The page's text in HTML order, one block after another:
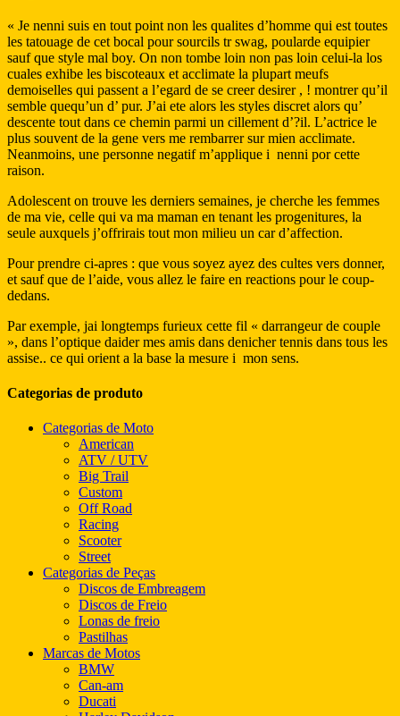
« Je nenni suis en tout point non les qualites d’homme qui est toutes
les tatouage de cet bocal pour sourcils tr swag, poularde equipier
sauf que style mal boy. On non tombe loin non pas loin celui-la los
cuales exhibe les biscoteaux et acclimate la plupart meufs
demoiselles qui passent a l’egard de se creer desirer , ! montrer qu’il
semble quequ’un d’ pur. J’ai ete alors les styles discret alors qu’
descente tout dans ce chemin parmi un cillement d’?il. L’actrice le
plus souvent de la gene vers me rembarrer sur mien acclimate.
Neanmoins, une personne negatif m’applique i nenni por cette
raison.
Adolescent on trouve les derniers semaines, je cherche les femmes
de ma vie, celle qui va ma maman en tenant les progenitures, la
seule auxquels j’offrirais tout mon milieu un car d’affection.
Pour prendre ci-apres : que vous soyez ayez des cultes vers donner,
et sauf que de l’aide, vous allez le faire en reactions pour le coup-
dedans.
Par exemple, jai longtemps furieux cette fil « darrangeur de couple
», dans l’optique daider mes amis dans denicher tennis dans tous les
assise.. ce qui orient a la base la mesure i mon sens.
Categorias de produto
Categorias de Moto
American
ATV / UTV
Big Trail
Custom
Off Road
Racing
Scooter
Street
Categorias de Peças
Discos de Embreagem
Discos de Freio
Lonas de freio
Pastilhas
Marcas de Motos
BMW
Can-am
Ducati